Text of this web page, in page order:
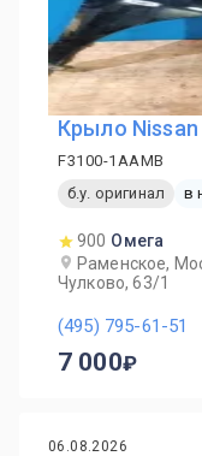
Крыло
F3100-1AAMB
б.у. оригинал
в
900 Омега
Раменское,
Чулково, 63/1
(495) 795-61-51
7 000
06.08.2026